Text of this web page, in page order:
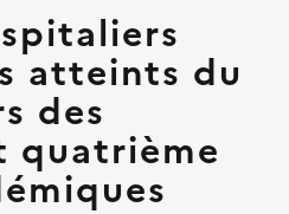
que
citation
atteints du
des
quatrième